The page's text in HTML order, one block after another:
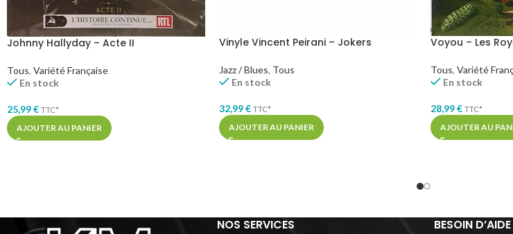
Johnny Hallyday – Acte II
Tous, Variété Française
En stock
25,99€ TTC*
AJOUTER AU PANIER
Vinyle Vincent Peirani – Jokers
Jazz / Blues, Tous
En stock
32,99€ TTC*
AJOUTER AU PANIER
Voyou – Les
Tous, Variété
En stock
28,99€ TTC*
AJOUTER AU
NOS SERVICES BESOIN